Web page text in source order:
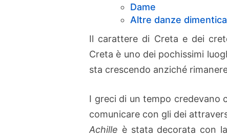
Dame
Altre danze
Il carattere di Creta e dei
Creta è uno dei pochissimi
sta crescendo anziché
I greci di un tempo credevano
comunicare con gli dei
Achille è stata decorata con